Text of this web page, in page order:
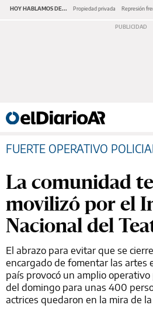
HOY HABLAMOS DE... Propiedad privada Represión
FUERTE OPERATIVO
La comunidad
movilizó por el
Nacional del
El abrazo para evitar que se
encargado de fomentar las artes
país provocó un amplio
del domingo para unas 400
actrices quedaron en la mira de